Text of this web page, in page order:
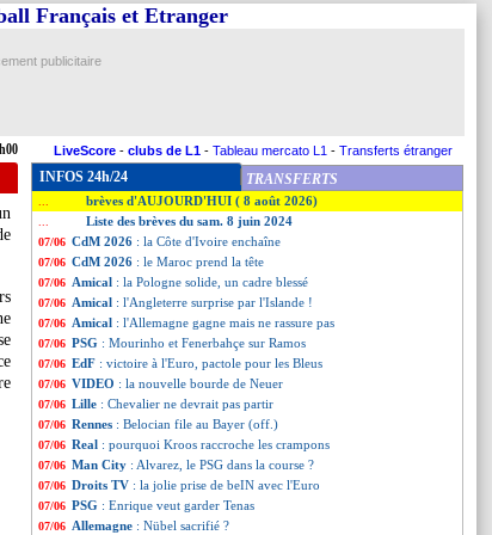
Français et Etranger
publicitaire
LiveScore - clubs de L1 - Tableau mercato L1 - Transferts étranger
INFOS 24h/24 TRANSFERTS
brèves d'AUJOURD'HUI ( 8 août 2026)
Liste des brèves du sam. 8 juin 2024
07/06 CdM 2026 : la Côte d'Ivoire enchaîne
07/06 CdM 2026 : le Maroc prend la tête
07/06 Amical : la Pologne solide, un cadre blessé
07/06 Amical : l'Angleterre surprise par l'Islande !
07/06 Amical : l'Allemagne gagne mais ne rassure pas
07/06 PSG : Mourinho et Fenerbahçe sur Ramos
07/06 EdF : victoire à l'Euro, pactole pour les Bleus
07/06 VIDEO : la nouvelle bourde de Neuer
07/06 Lille : Chevalier ne devrait pas partir
07/06 Rennes : Belocian file au Bayer (off.)
07/06 Real : pourquoi Kroos raccroche les crampons
07/06 Man City : Alvarez, le PSG dans la course ?
07/06 Droits TV : la jolie prise de beIN avec l'Euro
07/06 PSG : Enrique veut garder Tenas
07/06 Allemagne : Nübel sacrifié ?